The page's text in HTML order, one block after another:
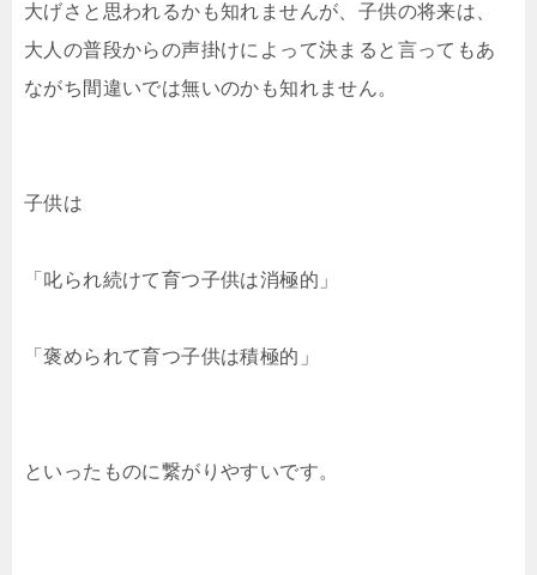
大げさと思われるかも知れませんが、子供の将来は、
大人の普段からの声掛けによって決まると言ってもあ
ながち間違いでは無いのかも知れません。
子供は
「叱られ続けて育つ子供は消極的」
「褒められて育つ子供は積極的」
といったものに繋がりやすいです。